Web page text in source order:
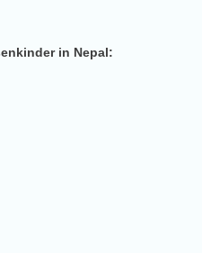
in Nepal: